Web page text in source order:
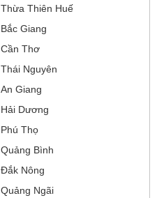
Thừa Thiên Huế
Bắc Giang
Cần Thơ
Thái Nguyên
An Giang
Hải Dương
Phú Thọ
Quảng Bình
Đắk Nông
Quảng Ngãi